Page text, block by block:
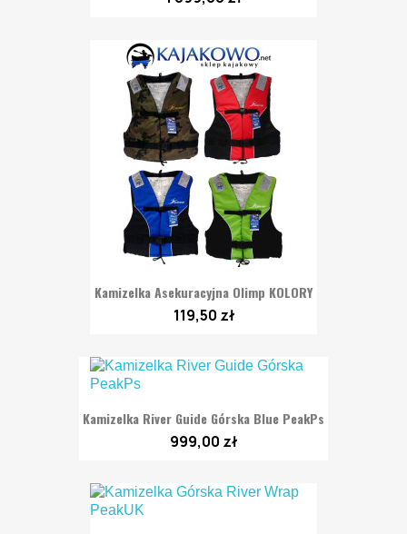
Kamizelka Asekuracyjna Olimp KOLORY
119,50 zł
Kamizelka River Guide Górska Blue PeakPs
999,00 zł